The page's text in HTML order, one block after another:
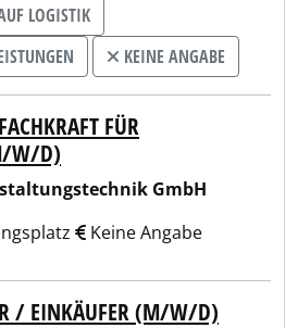
LOGISTIK
KEINE ANGABE
FÜR
W/D)
GmbH
Keine Angabe
/ EINKÄUFER (M/W/D)